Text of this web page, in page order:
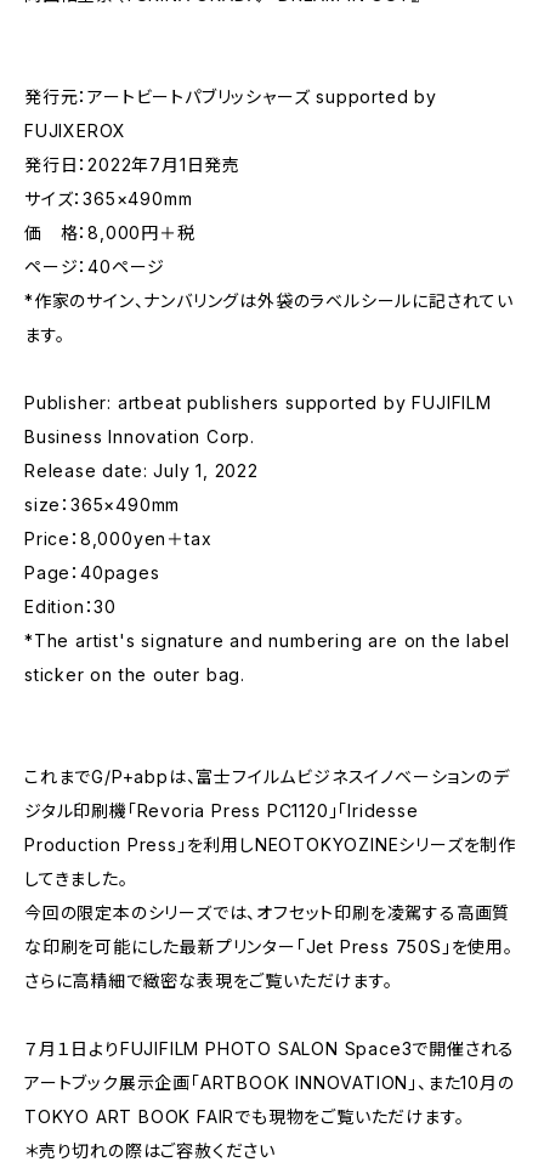
発行元：アートビートパブリッシャーズ supported by
FUJIXEROX
発行日：2022年7月1日発売
サイズ：365×490mm
価 格：8,000円＋税
ページ：40ページ
*作家のサイン、ナンバリングは外袋のラベルシールに記されてい
ます。
Publisher: artbeat publishers supported by FUJIFILM
Business Innovation Corp.
Release date: July 1, 2022
size：365×490mm
Price：8,000yen＋tax
Page：40pages
Edition：30
*The artist's signature and numbering are on the label
sticker on the outer bag.
これまでG/P+abpは、富士フイルムビジネスイノベーションのデ
ジタル印刷機「Revoria Press PC1120」「Iridesse
Production Press」を利用しNEOTOKYOZINEシリーズを制作
してきました。
今回の限定本のシリーズでは、オフセット印刷を凌駕する高画質
な印刷を可能にした最新プリンター「Jet Press 750S」を使用。
さらに高精細で緻密な表現をご覧いただけます。
７月１日よりFUJIFILM PHOTO SALON Space3で開催される
アートブック展示企画「ARTBOOK INNOVATION」、また10月の
TOKYO ART BOOK FAIRでも現物をご覧いただけます。
＊売り切れの際はご容赦ください